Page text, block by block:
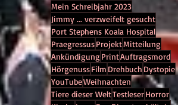
Mein Schreibjahr 2023
Jimmy ... verzweifelt gesucht
Port Stephens Koala Hospital
PraegressusProjektMitteilung
Ankündigung PrintAuftragsmord
HörgenussFilm Drehbuch Dystopie
YouTubeWeihnachten
Tiere dieser WeltTestleserHorror